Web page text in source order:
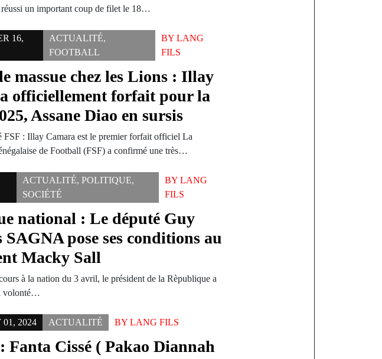
un important coup de filet le 18…
16,
ACTUALITÉ,
FOOTBALL
BY LANG
FILS
massue chez les Lions : Illay
officiellement forfait pour la
Assane Diao en sursis
FSF : Illay Camara est le premier forfait officiel La
de Football (FSF) a confirmé une très…
ACTUALITÉ, POLITIQUE,
SOCIÉTÉ
BYLANG
FILS
national : Le député Guy
pose ses conditions au
Macky Sall
à la nation du 3 avril, le président de la Rèpublique a
volonté…
2024 ACTUALITÉ BYLANG FILS
Fanta Cissé ( Pakao Diannah